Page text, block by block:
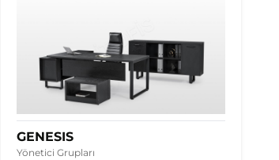
GENESIS
Yönetici Grupları